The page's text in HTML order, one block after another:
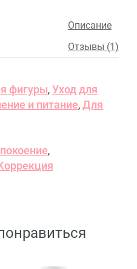
Описание
Отзывы (1)
фигуры, Уход для
и питание, Для
,